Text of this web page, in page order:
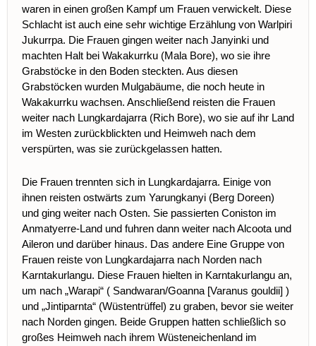
waren in einen großen Kampf um Frauen verwickelt. Diese
Schlacht ist auch eine sehr wichtige Erzählung von Warlpiri
Jukurrpa. Die Frauen gingen weiter nach Janyinki und
machten Halt bei Wakakurrku (Mala Bore), wo sie ihre
Grabstöcke in den Boden steckten. Aus diesen
Grabstöcken wurden Mulgabäume, die noch heute in
Wakakurrku wachsen. Anschließend reisten die Frauen
weiter nach Lungkardajarra (Rich Bore), wo sie auf ihr Land
im Westen zurückblickten und Heimweh nach dem
verspürten, was sie zurückgelassen hatten.
Die Frauen trennten sich in Lungkardajarra. Einige von
ihnen reisten ostwärts zum Yarungkanyi (Berg Doreen)
und ging weiter nach Osten. Sie passierten Coniston im
Anmatyerre-Land und fuhren dann weiter nach Alcoota und
Aileron und darüber hinaus. Das andere Eine Gruppe von
Frauen reiste von Lungkardajarra nach Norden nach
Karntakurlangu. Diese Frauen hielten in Karntakurlangu an,
um nach „Warapi“ ( Sandwaran/Goanna [Varanus gouldii] )
und „Jintiparnta“ (Wüstentrüffel) zu graben, bevor sie weiter
nach Norden gingen. Beide Gruppen hatten schließlich so
großes Heimweh nach ihrem Wüsteneichenland im